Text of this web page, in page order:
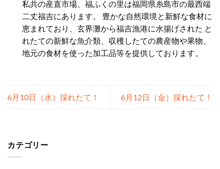
カテゴリー
私共の産直市場、福ふくの里は福岡県糸島市の最西端
二丈福吉にあります。 豊かな自然環境と新鮮な食材に
恵まれており、玄界灘から福吉漁港に水揚げされた と
れたての新鮮な魚介類、収穫したての農産物や果物、
地元の食材を使った加工品等を提供しております。
6月10日（水）採れたて！ 6月12日（金）採れたて！